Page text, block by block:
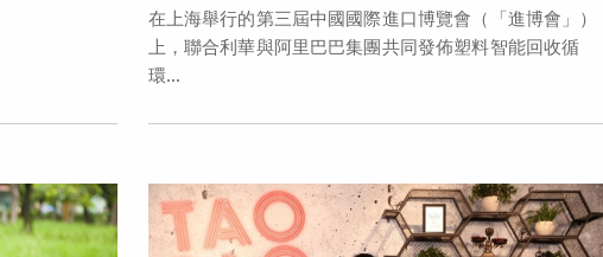
在上海舉行的第三屆中國國際進口博覽會（「進博會」）
上，聯合利華與阿里巴巴集團共同發佈塑料智能回收循
環...